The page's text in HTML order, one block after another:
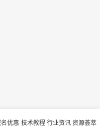
优惠 技术教程 行业资讯 资源荟萃